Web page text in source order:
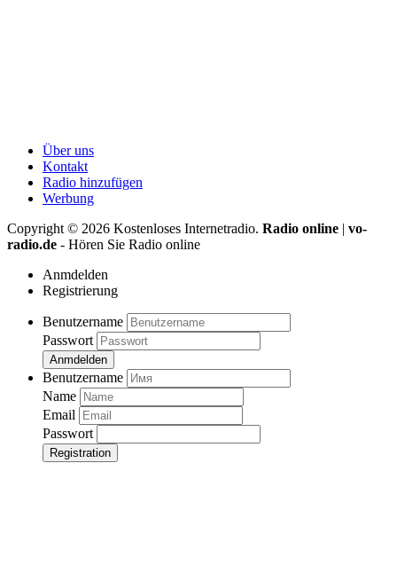
Über uns
Kontakt
Radio hinzufügen
Werbung
Copyright © 2026 Kostenloses Internetradio. Radio online | vo-
radio.de - Hören Sie Radio online
Anmdelden
Registrierung
Benutzername
Passwort
Anmdelden
Benutzername
Name
Email
Passwort
Registration